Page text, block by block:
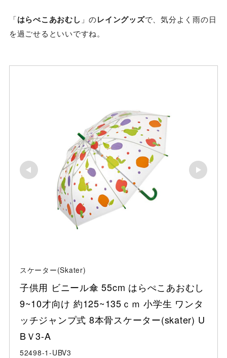
「はらぺこあおむし 」のレイングッズで、気分よく雨の日
を過ごせるといいですね。
スケーター(Skater)
子供用 ビニール傘 55cm はらぺこあおむし
9~10才向け 約125~135ｃｍ 小学生 ワンタ
ッチジャンプ式 8本骨スケーター(skater) U
BＶ3-A
52498-1-UBV3